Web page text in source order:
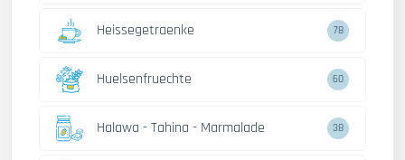
Heissegetraenke 78
Huelsenfruechte 60
Halawa - Tahina - Marmalade 38